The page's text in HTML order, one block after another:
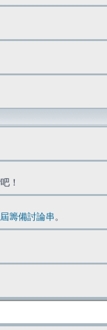
！
籌備討論串 。